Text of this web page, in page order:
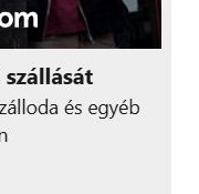
fotókat, így az a
jól mutató
is élesek. Az
végrehajtható, de
saját gombot
és elég nagyok is.